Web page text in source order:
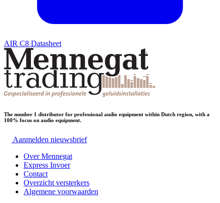
AIR C8 Datasheet
The number 1 distributor for professional audio equipment within Dutch region, with a
100% focus on audio equipment.
Aanmelden nieuwsbrief
Over Mennegat
Express Invoer
Contact
Overzicht versterkers
Algemene voorwaarden